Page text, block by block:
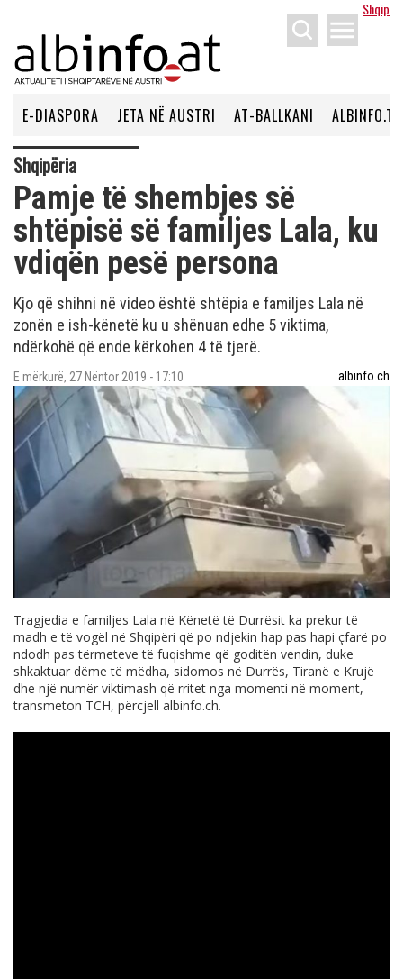
Shqip
menu
E-DIASPORA JETA NË AUSTRI AT-BALLKANI ALBINFO.TV
Shqipëria
Pamje të shembjes së
shtëpisë së familjes Lala, ku
vdiqën pesë persona
Kjo që shihni në video është shtëpia e familjes Lala në
zonën e ish-kënetë ku u shënuan edhe 5 viktima,
ndërkohë që ende kërkohen 4 të tjerë.
E mërkurë, 27 Nëntor 2019 - 17:10 albinfo.ch
Tragjedia e familjes Lala në Kënetë të Durrësit ka prekur të
madh e të vogël në Shqipëri që po ndjekin hap pas hapi çfarë po
ndodh pas tërmeteve të fuqishme që goditën vendin, duke
shkaktuar dëme të mëdha, sidomos në Durrës, Tiranë e Krujë
dhe një numër viktimash që rritet nga momenti në moment,
transmeton TCH, përcjell albinfo.ch.